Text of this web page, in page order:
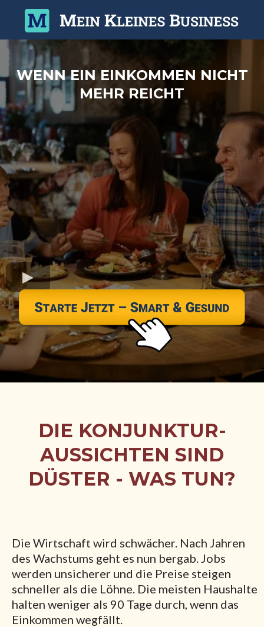
WENN EIN EINKOMMEN NICHT
MEHR REICHT
DIE KONJUNKTUR-
AUSSICHTEN SIND
DÜSTER - WAS TUN?
Die Wirtschaft wird schwächer. Nach Jahren
des Wachstums geht es nun bergab. Jobs
werden unsicherer und die Preise steigen
schneller als die Löhne. Die meisten Haushalte
halten weniger als 90 Tage durch, wenn das
Einkommen wegfällt.